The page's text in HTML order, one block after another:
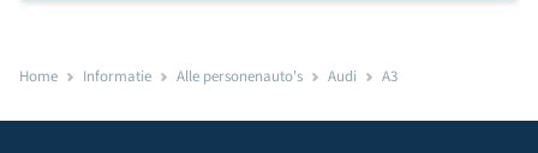
Home Informatie Alle personenauto's Audi A3